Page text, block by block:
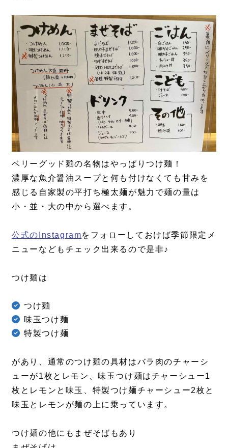
ベリーグッド麺の名物はやっぱりつけ麺！
濃厚な魚介醤油スープと何も付けなくても甘みを
感じる自家製の平打ち極太麺が魅力で麺の量は
小・並・大の中から選べます。
公式のInstagramをフォローしておけば季節限定メ
ニューなどもチェック出来るので是非♪
つけ麺は
つけ麺
味玉つけ麺
特製つけ麺
があり、通常のつけ麺の具材はバラ肉のチャーシ
ューが1枚とレモン、味玉つけ麺はチャーシュー1
枚とレモンと味玉、特製つけ麺チャーシュー2枚と
味玉とレモンが麺の上に乗っています。
つけ麺の他にもまぜそばもあり